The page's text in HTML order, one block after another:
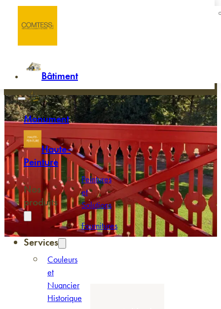
Passer au contenu principal
Bâtiment
Monument
Haute-
Peinture
Nos
produits
Peintures
et
Solutions
Fournitures
Services
Couleurs
et
Nuancier
Historique
Chastel